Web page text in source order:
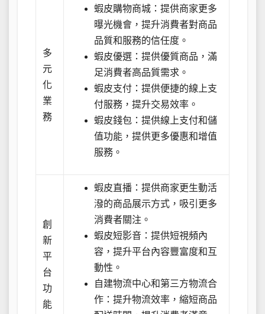
多
元
化
業
務
蝦皮購物商城：提供商家更多
曝光機會，提升消費者對商品
品質和服務的信任度。
蝦皮優選：提供優質商品，滿
足消費者高品質需求。
蝦皮支付：提供便捷的線上支
付服務，提升交易效率。
蝦皮錢包：提供線上支付和儲
值功能，提供更多優惠和增值
服務。
創
新
平
台
功
能
蝦皮直播：提供商家更生動活
潑的商品展示方式，吸引更多
消費者關注。
蝦皮短影音：提供短視頻內
容，提升平台內容豐富度和互
動性。
自建物流中心和第三方物流合
作：提升物流效率，縮短商品